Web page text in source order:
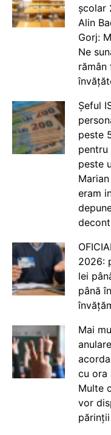
școlar
Alin
Gorj:
Ne
rămân
Șeful
peste
pentru
peste
eram
2026:
lei
până
Mai
cu ora
Multe
vor
părinții